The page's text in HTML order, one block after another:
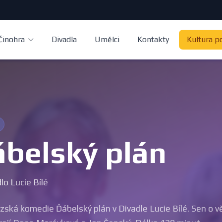
Divadla Umělci Kontakty Kultura
plán
Lucie Bílé
komedie Ďábelský plán v Divadle Lucie Bílé. Sen